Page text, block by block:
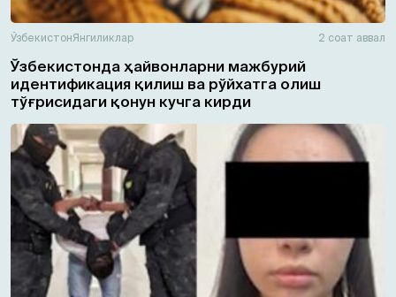
ЎзбекистонЯнгиликлар 2 соат аввал
Ўзбекистонда ҳайвонларни мажбурий
идентификация қилиш ва рўйхатга олиш
тўғрисидаги қонун кучга кирди